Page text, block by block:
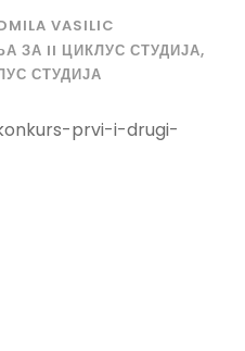
VASILIC
ЗА II ЦИКЛУС СТУДИЈА,
СТУДИЈА
prvi-i-drugi-